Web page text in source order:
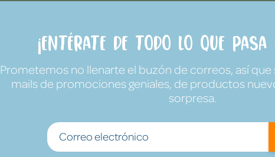
¡Entérate de todo lo que pasa
Prometemos no llenarte el buzón de correos, así
mails de promociones geniales, de productos
sorpresa.